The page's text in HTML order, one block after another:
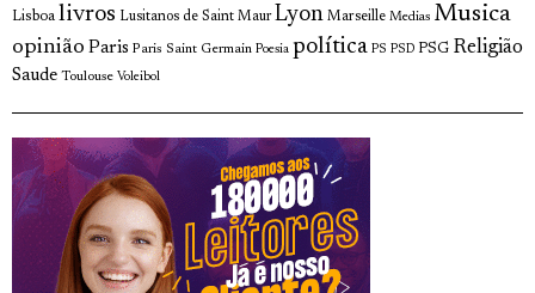
Lisboa livros Lusitanos de Saint Maur Lyon Marseille Medias Musica
opinião Paris Paris Saint Germain Poesia política PS PSD PSG Religião
Saude Toulouse Voleibol